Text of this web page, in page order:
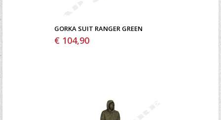
GORKA SUIT RANGER GREEN
€ 104,90